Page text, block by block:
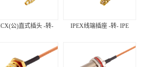
公)直式插头 -转- IPEX线端插座 -转- IPE